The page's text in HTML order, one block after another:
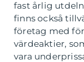
fast årlig
finns också
företag med
värdeaktier,
vara